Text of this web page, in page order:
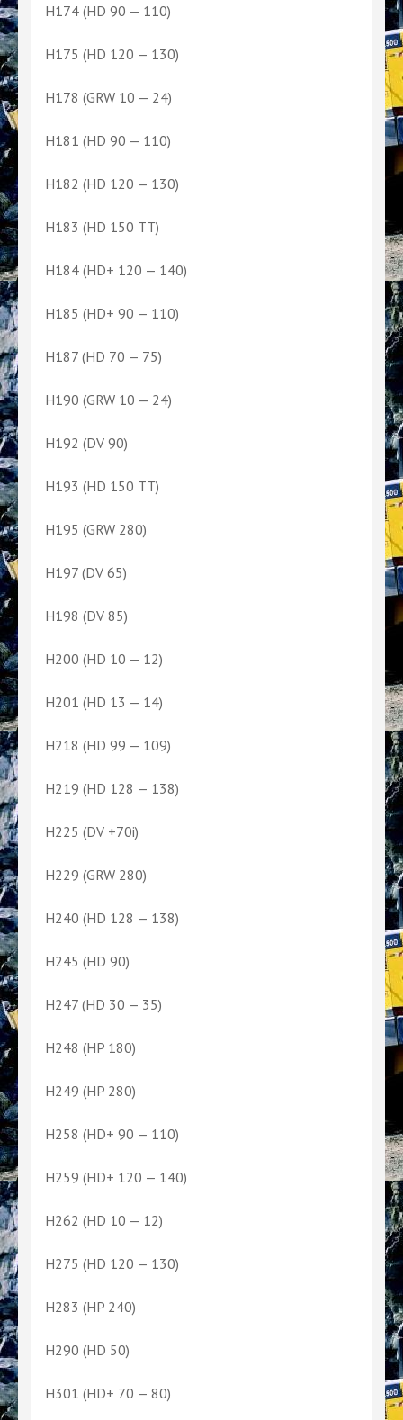
H174 (HD 90 — 110)
H175 (HD 120 — 130)
H178 (GRW 10 — 24)
H181 (HD 90 — 110)
H182 (HD 120 — 130)
H183 (HD 150 TT)
H184 (HD+ 120 — 140)
H185 (HD+ 90 — 110)
H187 (HD 70 — 75)
H190 (GRW 10 — 24)
H192 (DV 90)
H193 (HD 150 TT)
H195 (GRW 280)
H197 (DV 65)
H198 (DV 85)
H200 (HD 10 — 12)
H201 (HD 13 — 14)
H218 (HD 99 — 109)
H219 (HD 128 — 138)
H225 (DV +70i)
H229 (GRW 280)
H240 (HD 128 — 138)
H245 (HD 90)
H247 (HD 30 — 35)
H248 (HP 180)
H249 (HP 280)
H258 (HD+ 90 — 110)
H259 (HD+ 120 — 140)
H262 (HD 10 — 12)
H275 (HD 120 — 130)
H283 (HP 240)
H290 (HD 50)
H301 (HD+ 70 — 80)